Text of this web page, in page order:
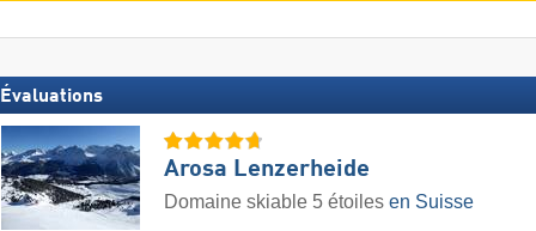
Évaluations
Arosa Lenzerheide
Domaine skiable 5 étoiles en Suisse